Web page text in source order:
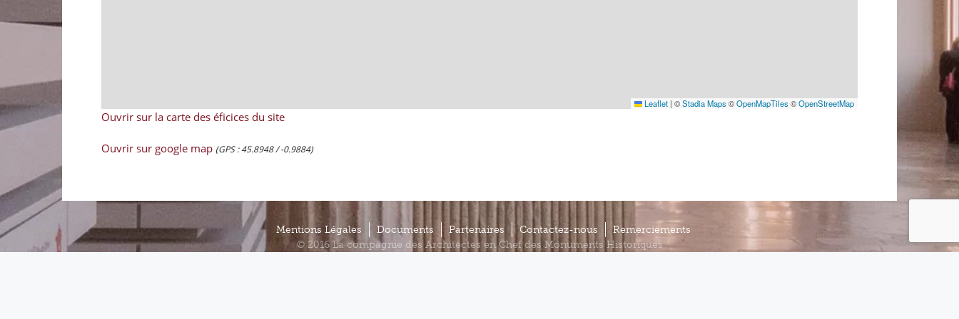
Leaflet | ©Stadia Maps ©OpenMapTiles ©OpenStreetMap
Ouvrir sur la carte des éficices du site
Ouvrir sur google map (GPS : 45.8948 / -0.9884)
Mentions Légales Documents Partenaires Contactez-nous
Remerciements
© 2016 La compagnie des Architectes en Chef des Monuments Historiques